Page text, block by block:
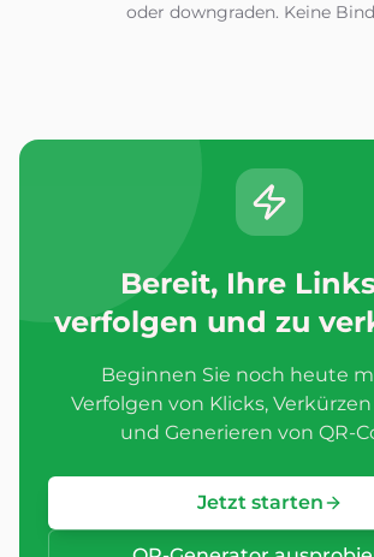
oder downgraden. Keine
Bereit, Ihre
verfolgen und zu
Beginnen Sie noch heute
Verfolgen von Klicks,
und Generieren von QR-
Jetzt starten